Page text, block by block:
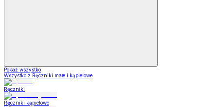
Pokaż wszystko
Wszystko z Ręczniki małe i kąpielowe
Ręczniki
Ręczniki kąpielowe